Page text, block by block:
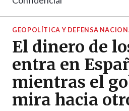
GEOPOLÍTICA Y DEFENSA
El dinero de
entra en
mientras el
mira hacia